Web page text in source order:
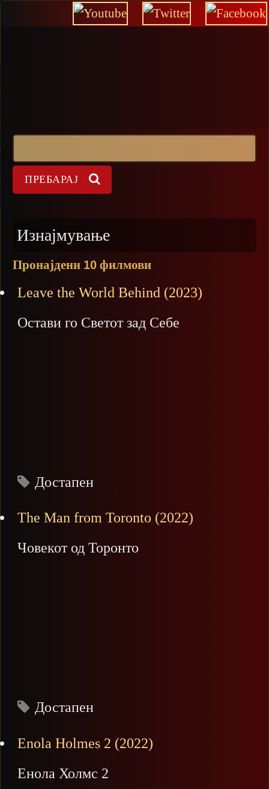
Изнајмување
Пронајдени 10 филмови
Leave the World Behind (2023)
Остави го Светот зад Себе
Достапен
The Man from Toronto (2022)
Човекот од Торонто
Достапен
Enola Holmes 2 (2022)
Енола Холмс 2